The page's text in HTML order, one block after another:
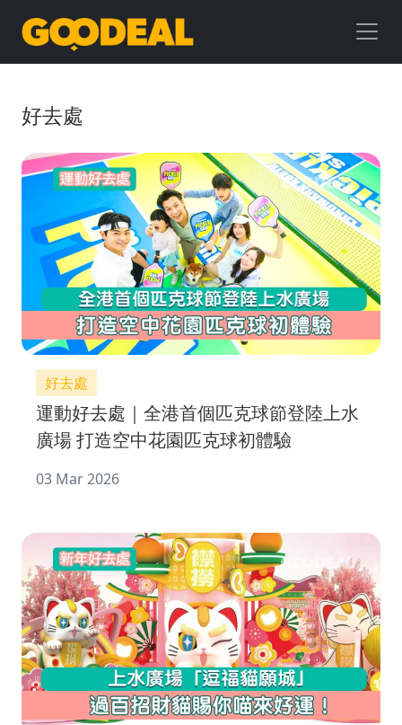
GOODEAL
早
早
鳥
好去處
好去處
運動好去處｜全港首個匹克球節登陸上水
廣場 打造空中花園匹克球初體驗
03 Mar 2026